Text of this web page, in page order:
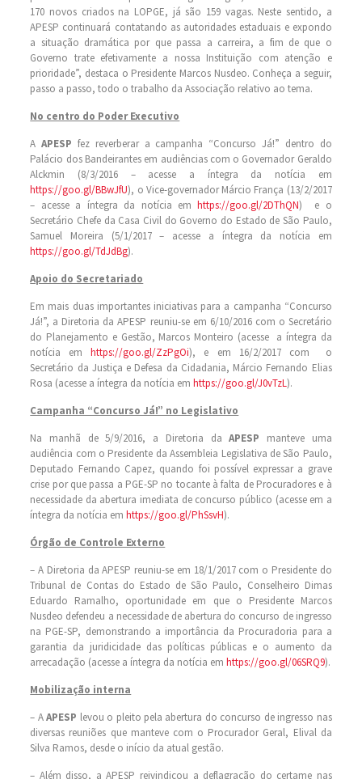
170 novos criados na LOPGE, já são 159 vagas. Neste sentido, a
APESP continuará contatando as autoridades estaduais e expondo
a situação dramática por que passa a carreira, a fim de que o
Governo trate efetivamente a nossa Instituição com atenção e
prioridade”, destaca o Presidente Marcos Nusdeo. Conheça a seguir,
passo a passo, todo o trabalho da Associação relativo ao tema.
No centro do Poder Executivo
A APESP fez reverberar a campanha “Concurso Já!” dentro do
Palácio dos Bandeirantes em audiências com o Governador Geraldo
Alckmin (8/3/2016 – acesse a íntegra da notícia em
https://goo.gl/BBwJfU), o Vice-governador Márcio França (13/2/2017
– acesse a íntegra da notícia emhttps://goo.gl/2DThQN) e o
Secretário Chefe da Casa Civil do Governo do Estado de São Paulo,
Samuel Moreira (5/1/2017 – acesse a íntegra da notícia em
https://goo.gl/TdJdBg).
Apoio do Secretariado
Em mais duas importantes iniciativas para a campanha “Concurso
Já!”, a Diretoria da APESP reuniu-se em 6/10/2016 com o Secretário
do Planejamento e Gestão, Marcos Monteiro (acesse a íntegra da
notícia emhttps://goo.gl/ZzPgOi), e em 16/2/2017 com o
Secretário da Justiça e Defesa da Cidadania, Márcio Fernando Elias
Rosa (acesse a íntegra da notícia emhttps://goo.gl/J0vTzL).
Campanha “Concurso Já!” no Legislativo
Na manhã de 5/9/2016, a Diretoria daAPESP manteve uma
audiência com o Presidente da Assembleia Legislativa de São Paulo,
Deputado Fernando Capez, quando foi possível expressar a grave
crise por que passa a PGE-SP no tocante à falta de Procuradores e à
necessidade da abertura imediata de concurso público (acesse em a
íntegra da notícia emhttps://goo.gl/PhSsvH).
Órgão de Controle Externo
– A Diretoria da APESP reuniu-se em 18/1/2017 com o Presidente do
Tribunal de Contas do Estado de São Paulo, Conselheiro Dimas
Eduardo Ramalho, oportunidade em que o Presidente Marcos
Nusdeo defendeu a necessidade de abertura do concurso de ingresso
na PGE-SP, demonstrando a importância da Procuradoria para a
garantia da juridicidade das políticas públicas e o aumento da
arrecadação (acesse a íntegra da notícia emhttps://goo.gl/06SRQ9).
Mobilização interna
– AAPESP levou o pleito pela abertura do concurso de ingresso nas
diversas reuniões que manteve com o Procurador Geral, Elival da
Silva Ramos, desde o início da atual gestão.
– Além disso, a APESP reivindicou a deflagração do certame nas